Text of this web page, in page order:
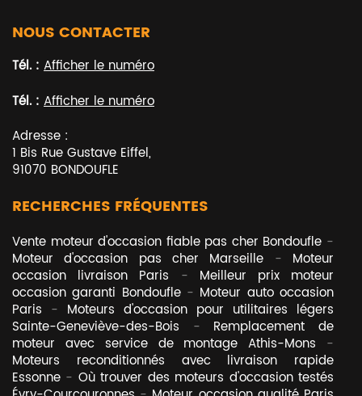
NOUS CONTACTER
Tél. : Afficher le numéro
Tél. : Afficher le numéro
Adresse :
1 Bis Rue Gustave Eiffel,
91070 BONDOUFLE
RECHERCHES FRÉQUENTES
Vente moteur d'occasion fiable pas cher Bondoufle
Moteur d'occasion pas cher Marseille
Moteur
occasion livraison Paris
Meilleur prix moteur
occasion garanti Bondoufle
Moteur auto occasion
Paris
Moteurs d'occasion pour utilitaires légers
Sainte-Geneviève-des-Bois
Remplacement de
moteur avec service de montage Athis-Mons
Moteurs reconditionnés avec livraison rapide
Essonne
Où trouver des moteurs d'occasion testés